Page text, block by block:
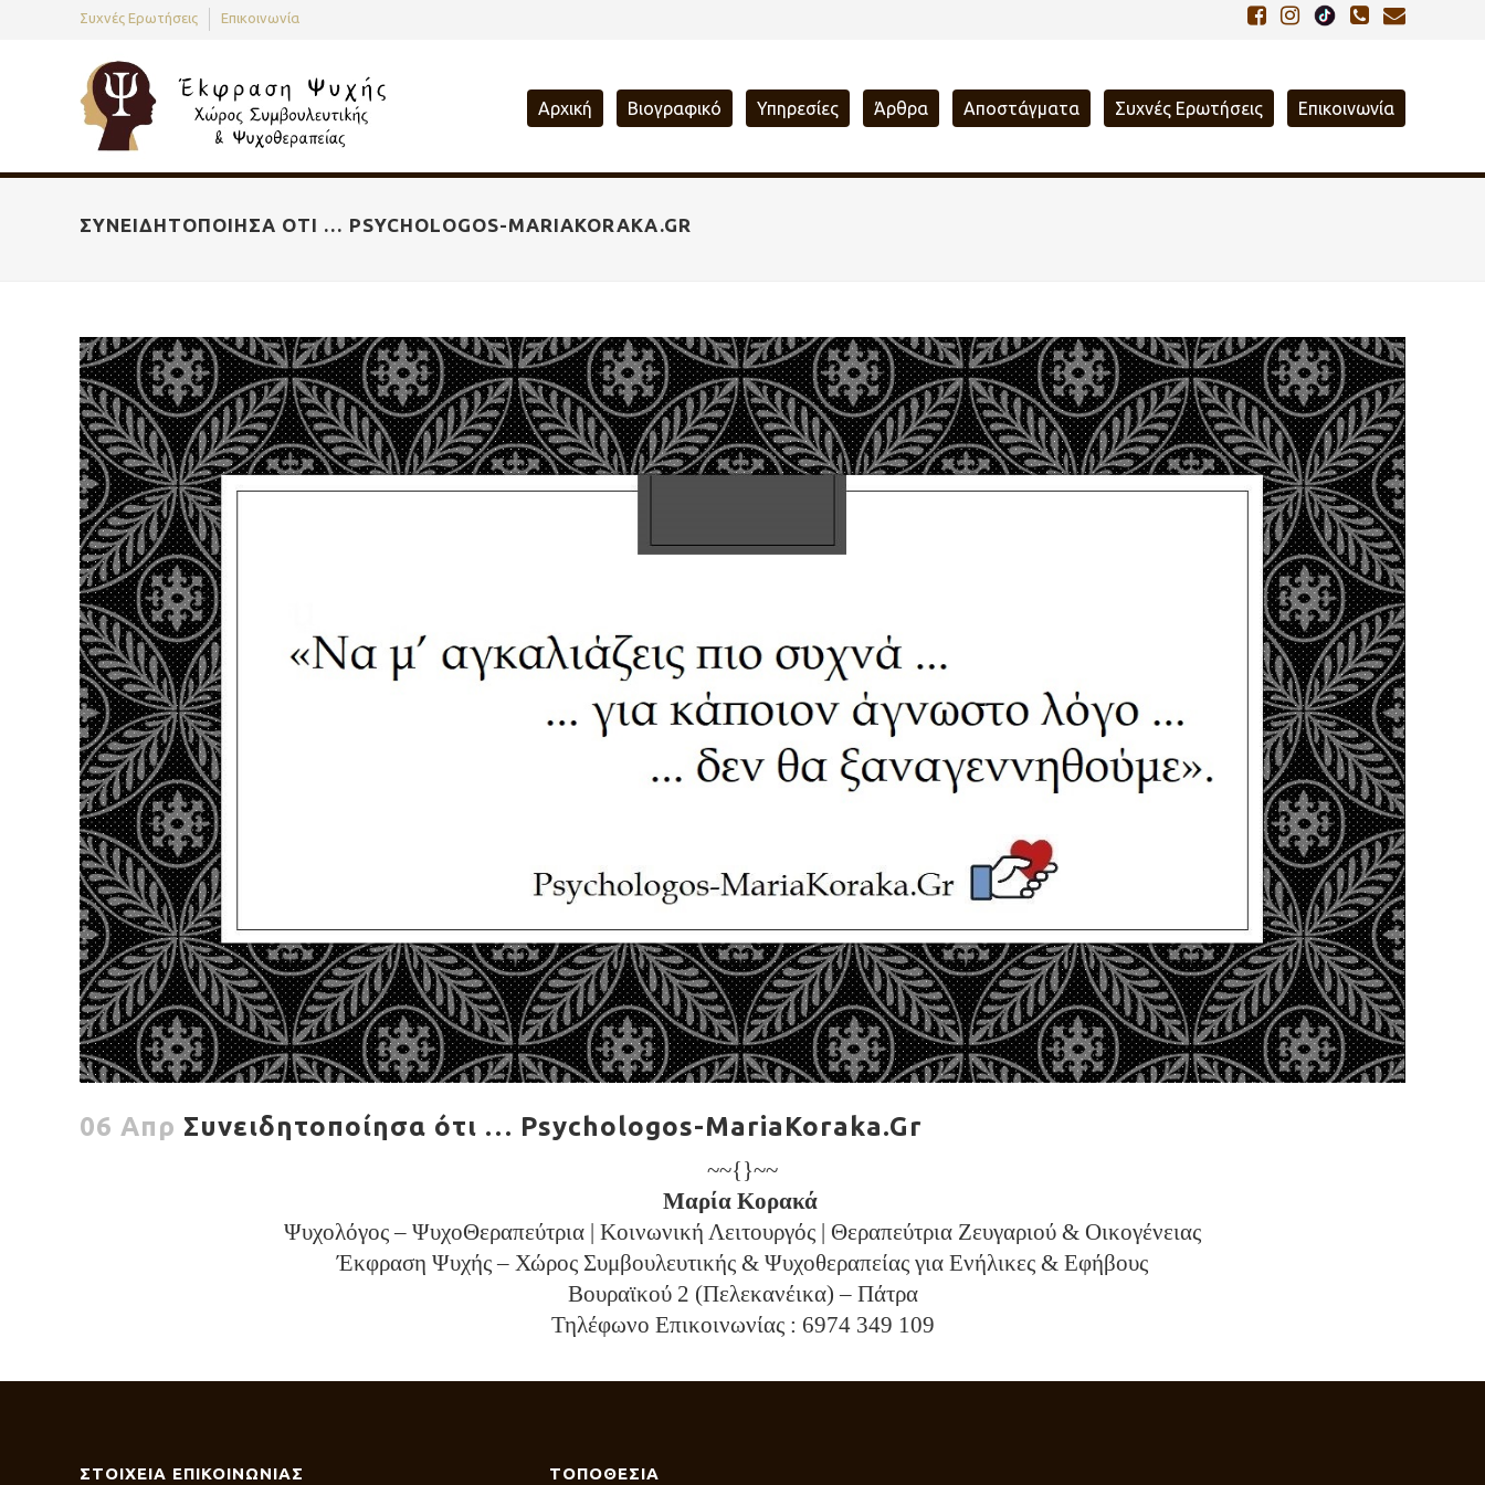
Συχνές Ερωτήσεις Επικοινωνία
Αρχική Βιογραφικό Υπηρεσίες Άρθρα Αποστάγματα Συχνές Ερωτήσεις Επικοινωνία
ΣΥΝΕΙΔΗΤΟΠΟΊΗΣΑ ΌΤΙ … PSYCHOLOGOS-MARIAKORAKA.GR
06 Απρ Συνειδητοποίησα ότι … Psychologos-MariaKoraka.Gr
~~{}~~
Μαρία Κορακά
Ψυχολόγος – ΨυχοΘεραπεύτρια | Κοινωνική Λειτουργός | Θεραπεύτρια Ζευγαριού & Οικογένειας
Έκφραση Ψυχής – Χώρος Συμβουλευτικής & Ψυχοθεραπείας για Ενήλικες & Εφήβους
Βουραϊκού 2 (Πελεκανέικα) – Πάτρα
Τηλέφωνο Επικοινωνίας : 6974 349 109
ΣΤΟΙΧΕΙΑ ΕΠΙΚΟΙΝΩΝΙΑΣ ΤΟΠΟΘΕΣΙΑ